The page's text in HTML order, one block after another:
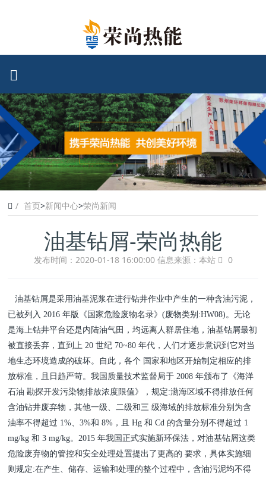
首页>新闻中心>荣尚新闻
油基钻屑-荣尚热能
发布时间：2020-01-18 16:00:00 信息来源：本站 0
油基钻屑是采用油基泥浆在进行钻井作业中产生的一种含油污泥，
已被列入 2016 年版《国家危险废物名录》(废物类别:HW08)。无论
是海上钻井平台还是内陆油气田，均远离人群居住地，油基钻屑最初
被直接丢弃，直到上 20 世纪 70~80 年代，人们才逐步意识到它对当
地生态环境造成的破坏。自此，各个 国家和地区开始制定相应的排
放标准，且日趋严苛。我国质量技术监督局于 2008 年颁布了《海洋
石油 勘探开发污染物排放浓度限值》，规定:渤海区域不得排放任何
含油钻井废弃物，其他一级、二级和三 级海域的排放标准分别为含
油率不得超过 1%、3%和 8%，且 Hg 和 Cd 的含量分别不得超过 1
mg/kg 和 3 mg/kg。2015 年我国正式实施新环保法，对油基钻屑这类
危险废弃物的管控和安全处理处置提出了更高的 要求，具体实施细
则规定:在产生、储存、运输和处理的整个过程中，含油污泥均不得